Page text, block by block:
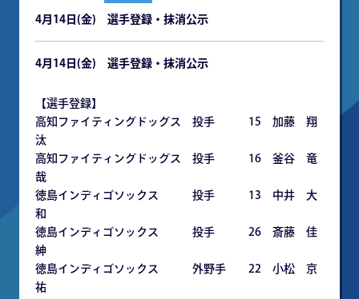
4月14日(金) 選手登録・抹消公示
4月14日(金) 選手登録・抹消公示
【選手登録】
高知ファイティングドッグス 投手 15 加藤 翔
汰
高知ファイティングドッグス 投手 16 釜谷 竜
哉
徳島インディゴソックス 投手 13 中井 大
和
徳島インディゴソックス 投手 26 斎藤 佳
紳
徳島インディゴソックス 外野手 22 小松 京
祐